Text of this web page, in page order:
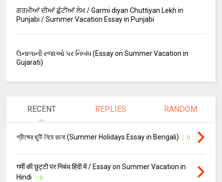
ਗਰਮੀਆਂ ਦੀਆਂ ਛੁੱਟੀਆਂ ਲੇਖ / Garmi diyan Chuttiyan Lekh in
Punjabi / Summer Vacation Essay in Punjabi
ઉનાળાની રજાઓ પર નિબંધ (Essay on Summer Vacation in
Gujarati)
RECENT REPLIES RANDOM
গ্রীষ্মের ছুটি নিয়ে রচনা (Summer Holidays Essay in Bengali) 0
गर्मी की छुट्टी पर निबंध हिंदी में / Essay on Summer Vacation in
Hindi
0